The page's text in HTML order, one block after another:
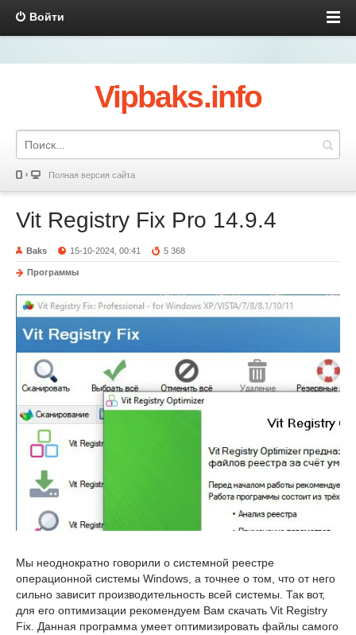
Войти
Vipbaks.info
Полная версия сайта
Vit Registry Fix Pro 14.9.4
Baks 15-10-2024, 00:41 5 368
Программы
Мы неоднократно говорили о системной реестре
операционной системы Windows, а точнее о том, что от него
сильно зависит производительность всей системы. Так вот,
для его оптимизации рекомендуем Вам скачать Vit Registry
Fix. Данная программа умеет оптимизировать файлы самого